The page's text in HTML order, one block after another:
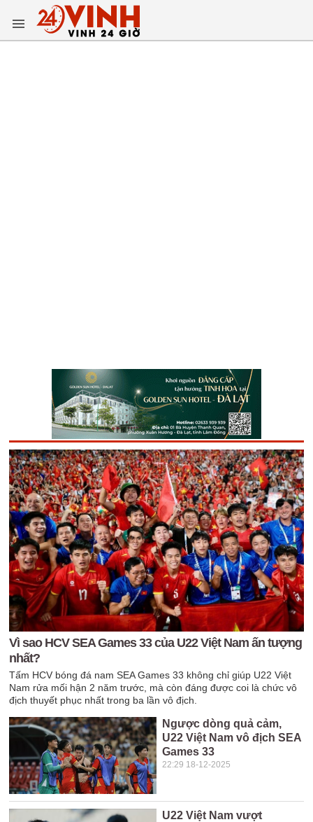
Vì sao HCV SEA Games 33 của U22 Việt Nam ấn tượng
nhất?
Tấm HCV bóng đá nam SEA Games 33 không chỉ giúp U22 Việt
Nam rửa mối hận 2 năm trước, mà còn đáng được coi là chức vô
địch thuyết phục nhất trong ba lần vô địch.
Ngược dòng quả cảm,
U22 Việt Nam vô địch SEA
Games 33
22:29 18-12-2025
U22 Việt Nam vượt